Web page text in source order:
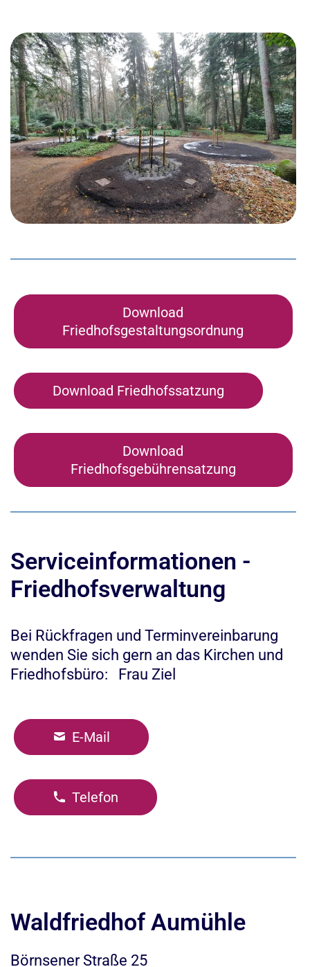
Download
Friedhofsgestaltungsordnung
Download Friedhofssatzung
Download
Friedhofsgebührensatzung
Serviceinformationen -
Friedhofsverwaltung
Bei Rückfragen und Terminvereinbarung
wenden Sie sich gern an das Kirchen und
Friedhofsbüro: Frau Ziel
E-Mail
Telefon
Waldfriedhof Aumühle
Börnsener Straße 25